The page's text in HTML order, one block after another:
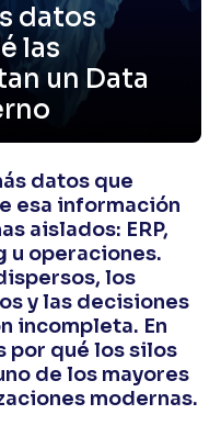
datos
las
un Data
datos que
esa información
aislados: ERP,
u operaciones.
los
y las decisiones
incompleta. En
por qué los silos
de los mayores
modernas.